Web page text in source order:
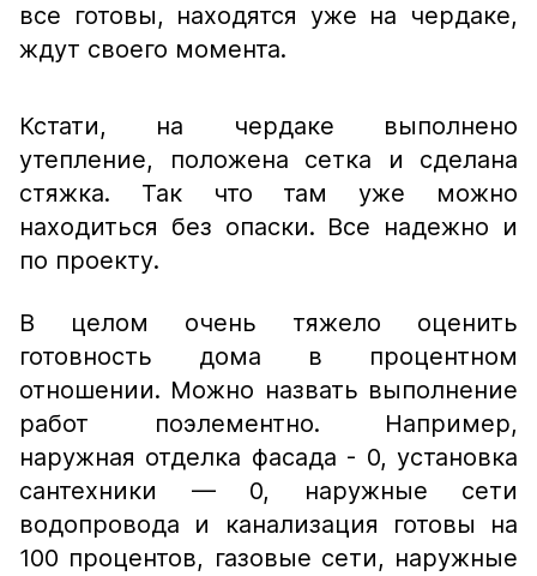
все готовы, находятся уже на чердаке,
ждут своего момента.
Кстати, на чердаке выполнено
утепление, положена сетка и сделана
стяжка. Так что там уже можно
находиться без опаски. Все надежно и
по проекту.
В целом очень тяжело оценить
готовность дома в процентном
отношении. Можно назвать выполнение
работ поэлементно. Например,
наружная отделка фасада - 0, установка
сантехники — 0, наружные сети
водопровода и канализация готовы на
100 процентов, газовые сети, наружные